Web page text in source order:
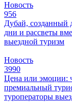
Новость
956
Дубай, созданный
дни и рассветы
выездной туризм
Новость
3990
Цена или эмоции:
премиальный
туроператоры